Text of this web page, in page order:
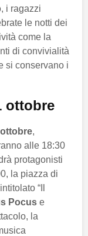
, i ragazzi
le notti dei
come la
di convivialità
si conservano i
ottobre
,
alle 18:30
protagonisti
la piazza di
“Il
Pocus e
la